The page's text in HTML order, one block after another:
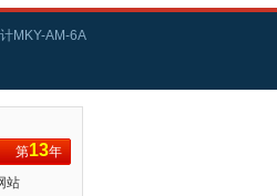
MKY-AM-6A
第13年
站